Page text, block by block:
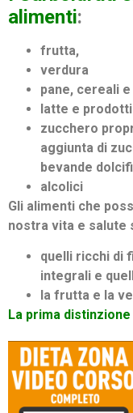
alimenti:
frutta,
verdura
pane, cereali
latte e
zucchero
aggiunta di
bevande
alcolici
Gli alimenti che
nostra vita e salute
quelli ricchi di
integrali e
la frutta e la
La prima